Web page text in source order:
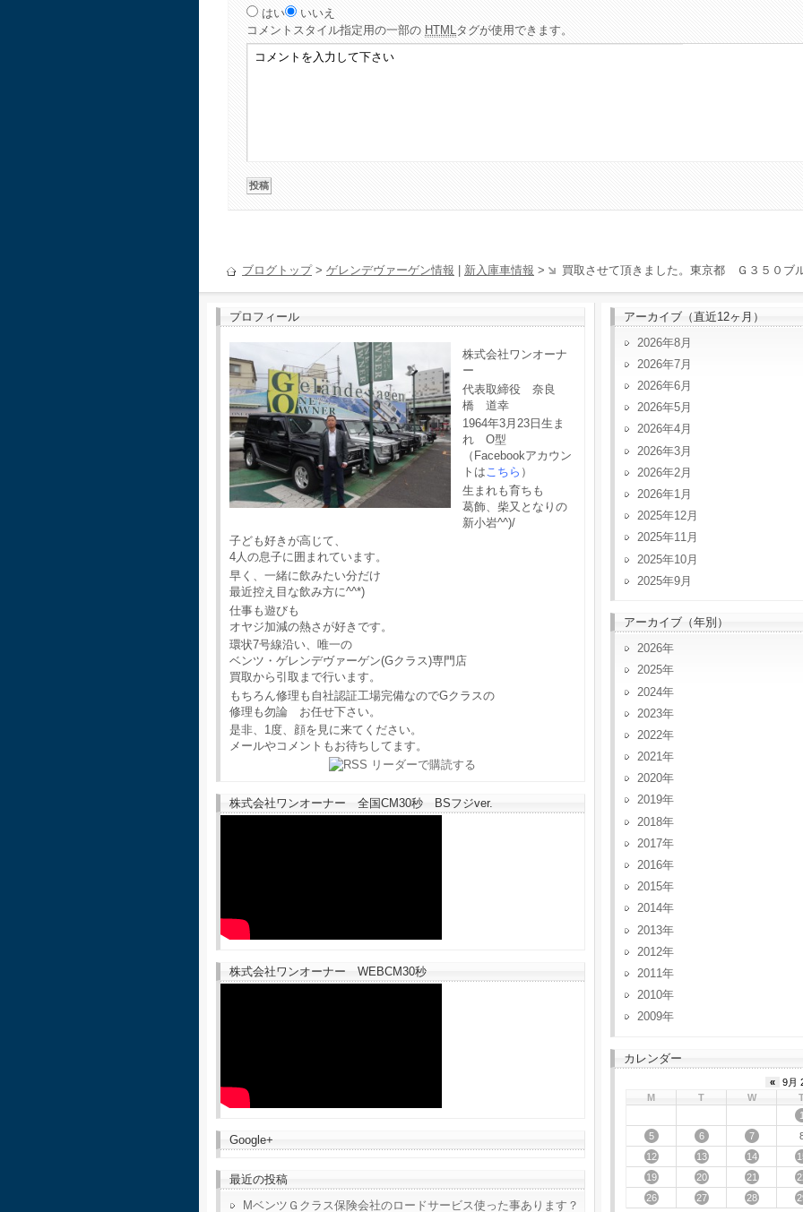
はい
いいえ
コメント スタイル指定用の一部の HTMLタグが使用できます。
ブログトップ> ゲレンデヴァーゲン情報 新入庫車情報 > 買取させて頂きました。東京都 Ｇ３５０ブ
プロフィール
株式会社ワンオーナ
ー
代表取締役 奈良
橋 道幸
1964年3月23日生ま
れ O型
（Facebookアカウン
トはこちら ）
生まれも育ちも
葛飾、柴又となりの
新小岩^^)/
子ども好きが高じて、
4人の息子に囲まれています。
早く、一緒に飲みたい分だけ
最近控え目な飲み方に^^*)
仕事も遊びも
オヤジ加減の熱さが好きです。
環状7号線沿い、唯一の
ベンツ・ゲレンデヴァーゲン(Gクラス)専門店
買取から引取まで行います。
もちろん修理も自社認証工場完備なのでGクラスの
修理も勿論 お任せ下さい。
是非、1度、顔を見に来てください。
メールやコメントもお待ちしてます。
株式会社ワンオーナー 全国CM30秒 BSフジver.
株式会社ワンオーナー WEBCM30秒
Google+
最近の投稿
MベンツＧクラス保険会社のロードサービス使った事あります？
アーカイブ（直近12ヶ月）
2026年8月
2026年7月
2026年6月
2026年5月
2026年4月
2026年3月
2026年2月
2026年1月
2025年12月
2025年11月
2025年10月
2025年9月
アーカイブ（年別）
2026
2025
2024
2023
2022
2021
2020
2019
2018
2017
2016
2015
2014
2013
2012
2011
2010
2009
カレンダー
« 9月
M
T W
1
5
6 7
12
13 14
19
20 21
26
27 28